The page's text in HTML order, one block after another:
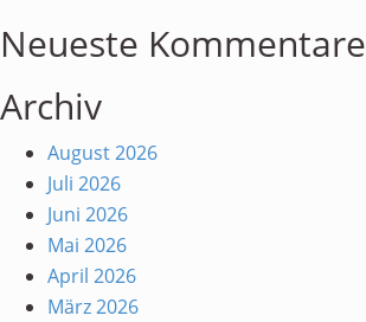
Neueste Kommentare
Archiv
August 2026
Juli 2026
Juni 2026
Mai 2026
April 2026
März 2026